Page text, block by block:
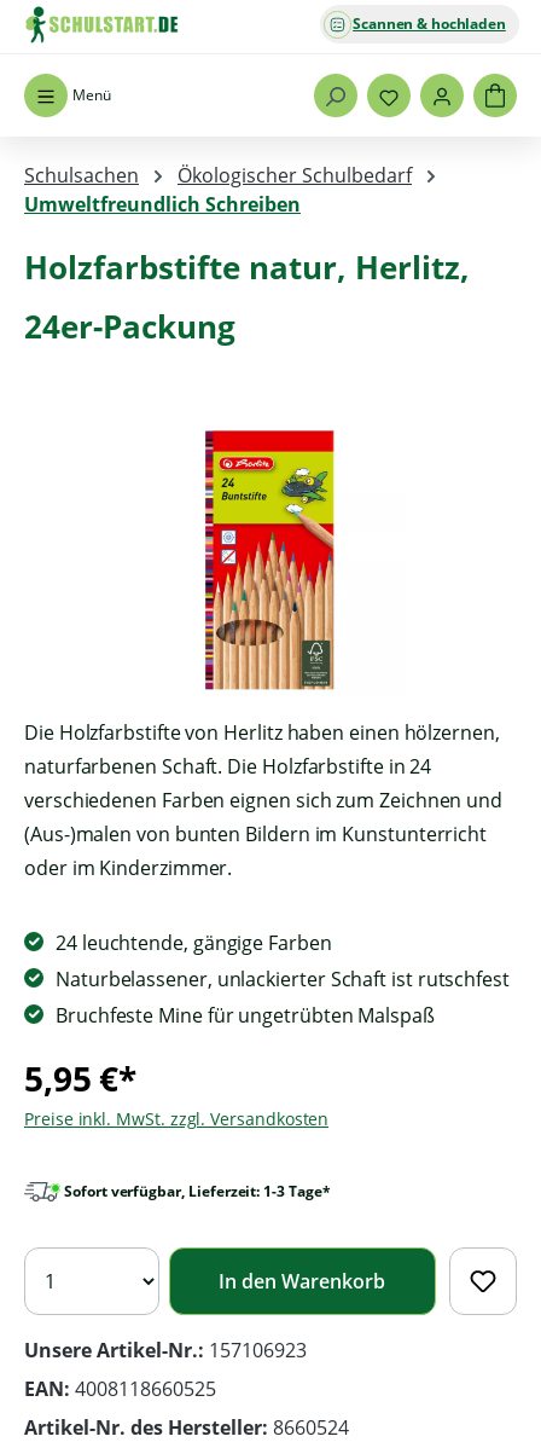
Zum Hauptinhalt springen
Menü
Scannen & hochladen
Schulsachen
Ökologischer Schulbedarf
Umweltfreundlich Schreiben
Holzfarbstifte natur, Herlitz,
24er-Packung
Bildergalerie überspringen
Die Holzfarbstifte von Herlitz haben einen hölzernen,
naturfarbenen Schaft. Die Holzfarbstifte in 24
verschiedenen Farben eignen sich zum Zeichnen und
(Aus-)malen von bunten Bildern im Kunstunterricht
oder im Kinderzimmer.
24 leuchtende, gängige Farben
Naturbelassener, unlackierter Schaft ist rutschfest
Bruchfeste Mine für ungetrübten Malspaß
5,95 €*
Preise inkl. MwSt. zzgl. Versandkosten
Sofort verfügbar, Lieferzeit: 1-3 Tage*
In den Warenkorb
Unsere Artikel-Nr.: 157106923
EAN: 4008118660525
Artikel-Nr. des Hersteller: 8660524